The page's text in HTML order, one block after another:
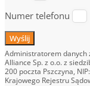
Numer telefonu
Wyślij
Administratorem danych
Alliance Sp. z o.o. z
200 poczta Pszczyna,
Krajowego Rejestru